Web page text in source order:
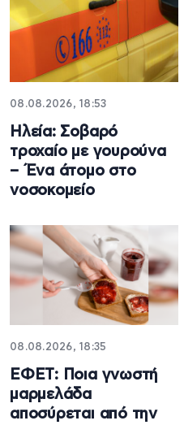
08.08.2026, 18:53
Ηλεία: Σοβαρό
τροχαίο με γουρούνα
– Ένα άτομο στο
νοσοκομείο
08.08.2026, 18:35
ΕΦΕΤ: Ποια γνωστή
μαρμελάδα
αποσύρεται από την